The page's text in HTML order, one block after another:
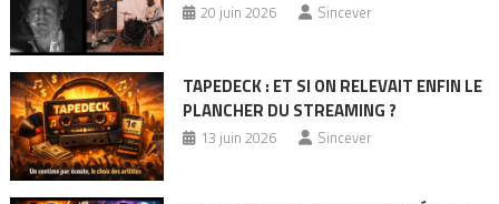
20 juin 2026 Sincever
TAPEDECK : ET SI ON RELEVAIT ENFIN LE
PLANCHER DU STREAMING ?
13 juin 2026 Sincever